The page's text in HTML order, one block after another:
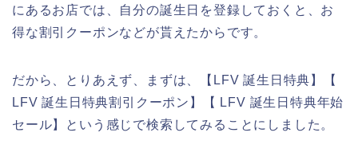
にあるお店では、自分の誕生日を登録しておくと、お
得な割引クーポンなどが貰えたからです。
だから、とりあえず、まずは、【LFV 誕生日特典】【
LFV 誕生日特典割引クーポン】【 LFV 誕生日特典年始
セール】という感じで検索してみることにしました。